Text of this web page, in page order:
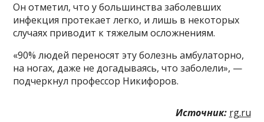
Он отметил, что у большинства заболевших
инфекция протекает легко, и лишь в некоторых
случаях приводит к тяжелым осложнениям.
«90% людей переносят эту болезнь амбулаторно,
на ногах, даже не догадываясь, что заболели», —
подчеркнул профессор Никифоров.
Источник: rg.ru